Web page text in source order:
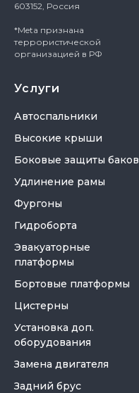
603152, Россия
*Meta признана
террористической
организацией в РФ
Услуги
Автоспальники
Высокие крыши
Боковые защиты баков
Удлинение рамы
Фургоны
Гидроборта
Эвакуаторные
платформы
Бортовые платформы
Цистерны
Установка доп.
оборудования
Замена двигателя
Задний брус